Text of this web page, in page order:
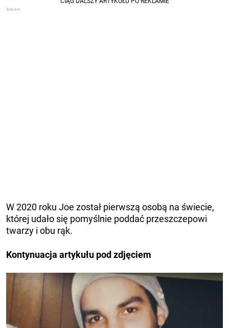
W 2020 roku Joe został pierwszą osobą na świecie,
której udało się pomyślnie poddać przeszczepowi
twarzy i obu rąk.
Kontynuacja artykułu pod zdjęciem